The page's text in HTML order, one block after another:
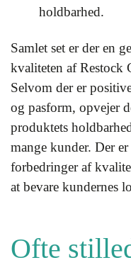
holdbarhed.
Samlet set er der en
kvaliteten af Restock
Selvom der er
og pasform, opvejer
produktets
mange kunder. Der
forbedringer af
at bevare kundernes
Ofte